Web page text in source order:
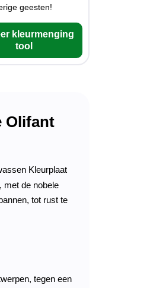
geesten!
kleurmenging
tool
Olifant
Kleurplaat
met de nobele
tot rust te
tegen een